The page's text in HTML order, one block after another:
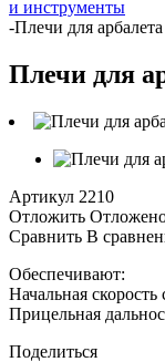
и инструменты
-Плечи для
Плечи для
Артикул 2210
Отложить
Сравнить В
Обеспечивают:
Начальная
Прицельная
Поделиться